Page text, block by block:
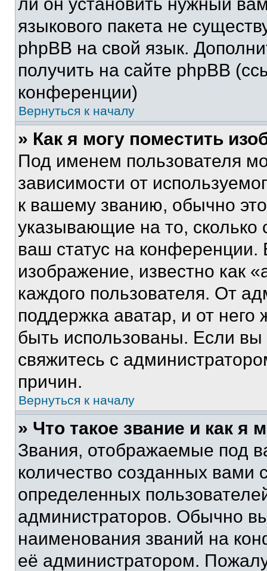
языкового пакета не
phpBB на свой язык.
получить на сайте phpBB
конференции)
Вернуться к началу
» Как я могу поместить
Под именем пользователя
зависимости от
к вашему званию, обычно это
указывающие на то,
ваш статус на
изображение, известно как
каждого пользователя. От
поддержка аватар, и от него
быть использованы. Если
свяжитесь с
причин.
Вернуться к началу
» Что такое звание и как я
Звания, отображаемые под
количество созданных
определенных
администраторов. Обычно
наименования званий на
её администратором.